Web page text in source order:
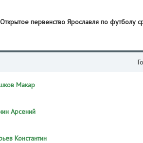
первенство Ярославля по
Макар
Арсений
Константин